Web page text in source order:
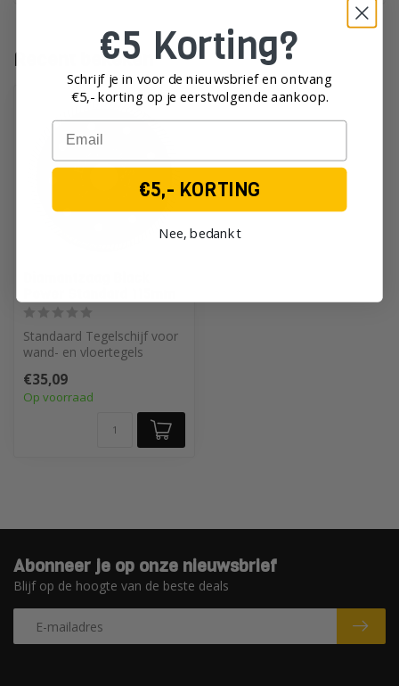
Recent bekeken
Standaard Tegelschijf voor
wand- en vloertegels
€35,09
Op voorraad
Abonneer je op onze nieuwsbrief
Blijf op de hoogte van de beste deals
€5 Korting?
Schrijf je in voor de nieuwsbrief en ontvang
€5,- korting op je eerstvolgende aankoop.
Email
€5,- KORTING
Nee, bedankt